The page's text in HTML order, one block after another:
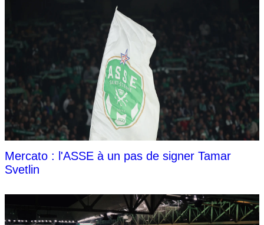
Mercato : l'ASSE à un pas de signer Tamar
Svetlin